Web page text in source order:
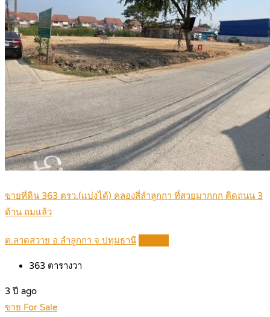
ขายที่ดิน 363 ตรว.(แบ่งได้) คลองสี่ลำลูกกา ที่สวยมากกก ติดถนน 3
ด้าน ถมแล้ว
ต.ลาดสวาย อ.ลำลูกกา จ.ปทุมธานี
363 ตารางวา
3 ปี ago
ขาย For Sale